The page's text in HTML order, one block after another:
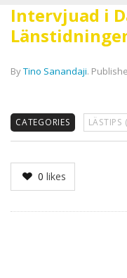
Intervjuad i
ByTino Sanandaji.
CATEGORIES LÄSTIPS
0 likes